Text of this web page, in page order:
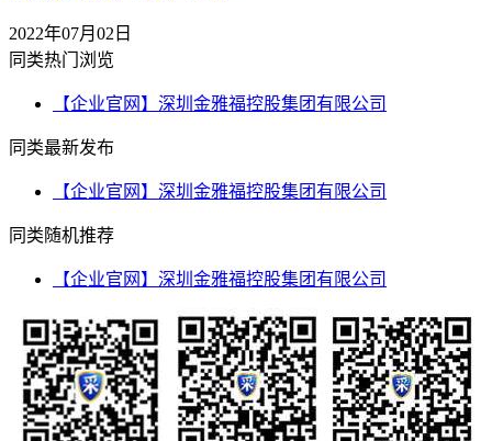
2022年07月02日
同类热门浏览
【企业官网】深圳金雅福控股集团有限公司
同类最新发布
【企业官网】深圳金雅福控股集团有限公司
同类随机推荐
【企业官网】深圳金雅福控股集团有限公司